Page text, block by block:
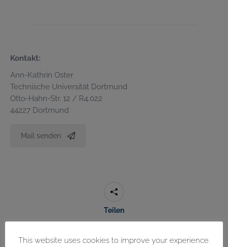
Kontakt:
Ann-Kathrin Oster
Technische Universität Dortmund
Otto-Hahn-Str. 12 / R4.022
44227 Dortmund
Mail senden
Teilen
This website uses cookies to improve your experience.